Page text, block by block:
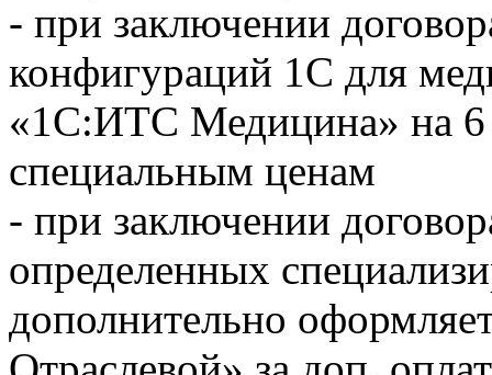
- при заключении
конфигураций 1С для
«1С:ИТС Медицина» на 6
специальным ценам
- при заключении
определенных
дополнительно